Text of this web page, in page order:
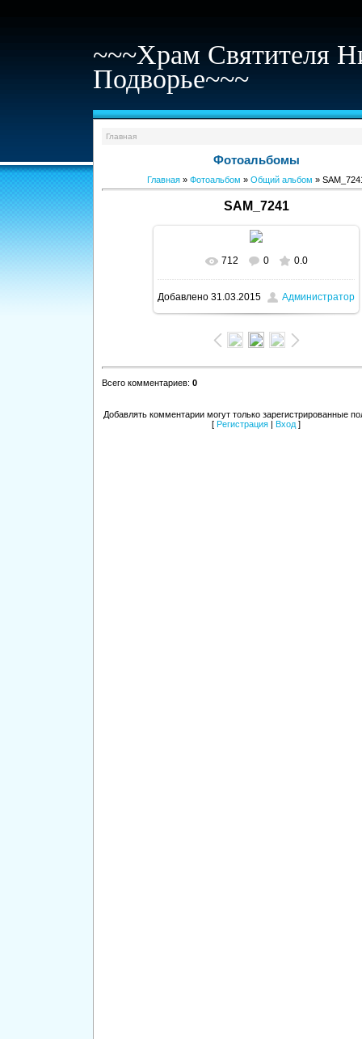
~~~Храм Святителя
Подворье~~~
Главная
Фотоальбомы
Главная » Фотоальбом » Общий альбом »
SAM_7241
В реальном размере 1600x1200
246.7Kb
712 0 0.0
Добавлено 31.03.2015 Администратор
Всего комментариев: 0
Добавлять комментарии могут только зарегистрированные
[ Регистрация Вход ]